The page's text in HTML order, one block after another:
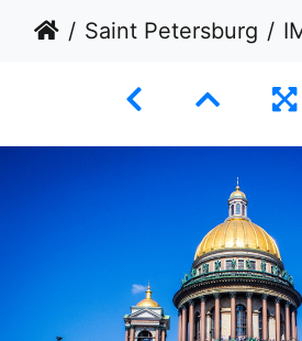
Saint Petersburg